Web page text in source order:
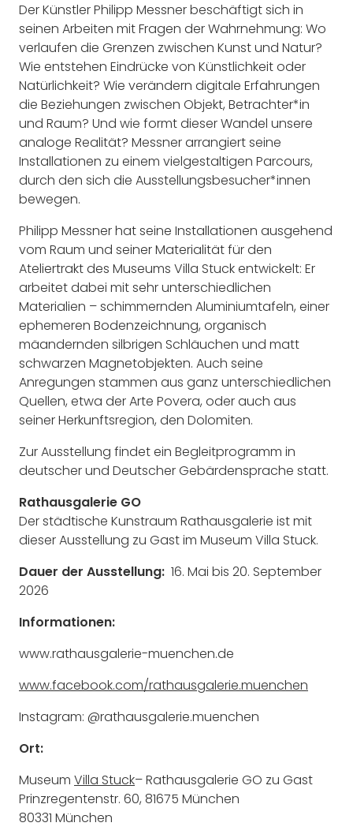
Der Künstler Philipp Messner beschäftigt sich in
seinen Arbeiten mit Fragen der Wahrnehmung: Wo
verlaufen die Grenzen zwischen Kunst und Natur?
Wie entstehen Eindrücke von Künstlichkeit oder
Natürlichkeit? Wie verändern digitale Erfahrungen
die Beziehungen zwischen Objekt, Betrachter*in
und Raum? Und wie formt dieser Wandel unsere
analoge Realität? Messner arrangiert seine
Installationen zu einem vielgestaltigen Parcours,
durch den sich die Ausstellungsbesucher*innen
bewegen.
Philipp Messner hat seine Installationen ausgehend
vom Raum und seiner Materialität für den
Ateliertrakt des Museums Villa Stuck entwickelt: Er
arbeitet dabei mit sehr unterschiedlichen
Materialien – schimmernden Aluminiumtafeln, einer
ephemeren Bodenzeichnung, organisch
mäandernden silbrigen Schläuchen und matt
schwarzen Magnetobjekten. Auch seine
Anregungen stammen aus ganz unterschiedlichen
Quellen, etwa der Arte Povera, oder auch aus
seiner Herkunftsregion, den Dolomiten.
Zur Ausstellung findet ein Begleitprogramm in
deutscher und Deutscher Gebärdensprache statt.
Rathausgalerie GO
Der städtische Kunstraum Rathausgalerie ist mit
dieser Ausstellung zu Gast im Museum Villa Stuck.
Dauer der Ausstellung: 16. Mai bis 20. September
2026
Informationen:
www.rathausgalerie-muenchen.de
www.facebook.com/rathausgalerie.muenchen
Instagram: @rathausgalerie.muenchen
Ort:
Museum Villa Stuck– Rathausgalerie GO zu Gast
Prinzregentenstr. 60, 81675 München
80331 München